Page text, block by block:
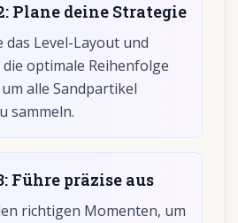
: Plane deine Strategie
das Level-Layout und
optimale Reihenfolge
alle Sandpartikel
sammeln.
: Führe präzise aus
richtigen Momenten, um